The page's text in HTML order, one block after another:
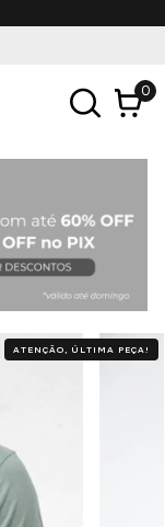
0
ATENÇÃO, ÚLTIMA PEÇA!